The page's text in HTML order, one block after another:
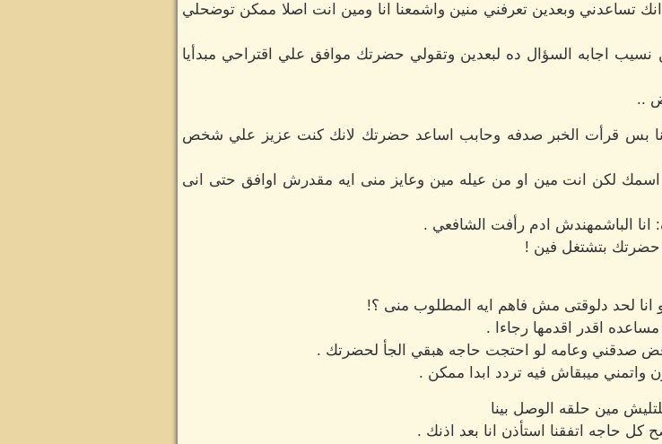
تساعدني وبعدين تعرفني منين واشمعنا انا ومين انت اصلا ممكن توضحلي
اجابه السؤال ده لبعدين وتقولي حضرتك موافق علي اقتراحي مبدأيا
..
بس قرأت الخبر صدفه وحابب اساعد حضرتك لانك كنت عزيز علي شخص
لكن انت مين او من عيله مين وعايز منى ايه مقدرش اوافق حتى انى
انا الباشمهندش ادم رأفت الشافعي .
حضرتك بتشتغل فين !
انا لحد دلوقتى مش فاهم ايه المطلوب منى ؟!
اقدر اقدمها رجاءا .
صدقني وعامه لو احتجت حاجه هبقي الجأ لحضرتك .
ميبقاش فيه تردد ابدا ممكن .
مين حلقه الوصل بينا
حاجه اتفقنا استأذن انا بعد اذنك .